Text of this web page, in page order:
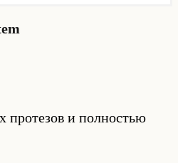
протезов и полностью